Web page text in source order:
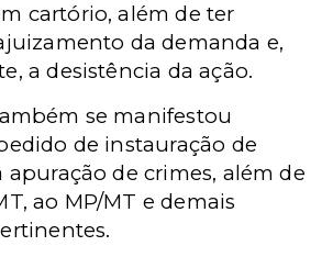
cartório, além de ter
da demanda e,
a desistência da ação.
se manifestou
de instauração de
de crimes, além de
ao MP/MT e demais